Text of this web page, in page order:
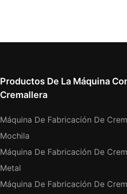
Productos De La Máquina
Cremallera
Máquina De Fabricación De
Mochila
Máquina De Fabricación De
Metal
Máquina De Fabricación De